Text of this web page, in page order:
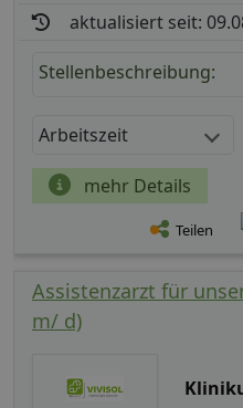
aktualisiert seit:
Stellenbeschreibung:
Arbeitszeit
mehr Details
Teilen
Assistenzarzt für
m/ d)